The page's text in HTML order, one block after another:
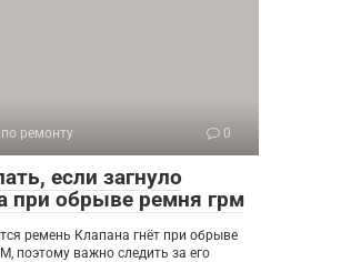
ремонту 0
если загнуло
при обрыве ремня грм
ремень Клапана гнёт при обрыве
поэтому важно следить за его